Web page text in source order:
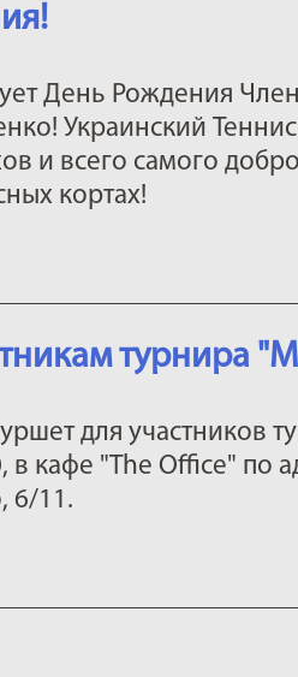
День Рождения
Украинский
и всего самого
кортах!
турнира
для участников
в кафе "The Office" по
6/11.